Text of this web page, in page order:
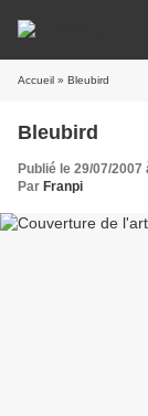
Accueil » Bleubird
Bleubird
Publié le 29/07/2007
Par Franpi